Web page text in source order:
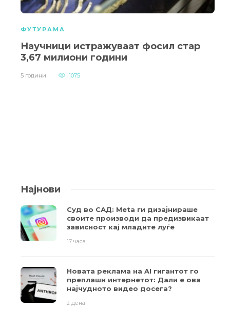
ФУТУРАМА
Научници истражуваат фосил стар
3,67 милиони години
5 години 1075
Најнови
Суд во САД: Meta ги дизајнираше
своите производи да предизвикаат
зависност кај младите луѓе
17 часа
Новата реклама на AI гигантот го
преплаши интернетот: Дали е ова
најчудното видео досега?
2 дена